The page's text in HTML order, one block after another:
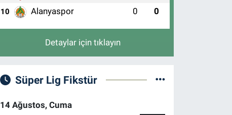
10 Alanyaspor 0 0
Detaylar için tıklayın
Süper Lig Fikstür
14 Ağustos, Cuma